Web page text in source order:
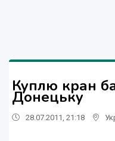
Куплю кран
Донецьку
28.07.2011, 21:18